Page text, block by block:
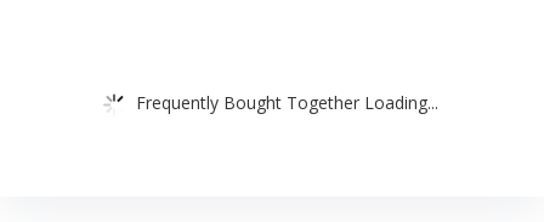
Frequently Bought Together Loading...